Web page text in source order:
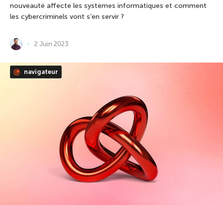
nouveauté affecte les systèmes informatiques et comment
les cybercriminels vont s’en servir ?
2 Juin 2023
navigateur